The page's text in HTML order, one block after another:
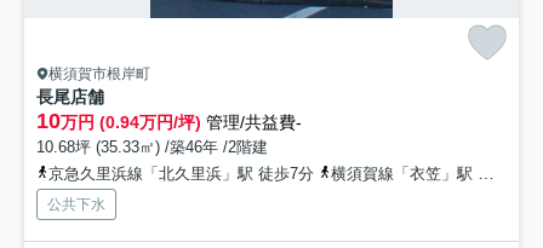
横須賀市根岸町
長尾店舗
10万円 (0.94万円/坪) 管理/共益費-
10.68坪 (35.33㎡) /築46年 /2階建
京急久里浜線「北久里浜」駅 徒歩7分
横須賀線「衣笠」駅 徒歩28分
公共下水